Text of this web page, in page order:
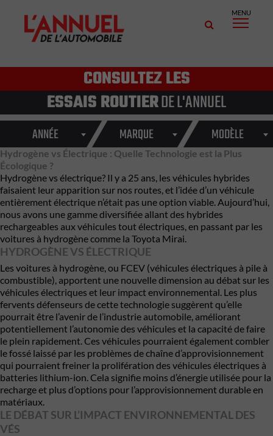
MENU
CONSULTEZ LES
ESSAIS ROUTIERDE L'ANNUEL
ANNÉE MARQUE MODÈLE
Hydrogène vs Électrique : Quelle Technologie est la Plus
Écologique ?
Hydrogène vs électrique? Il y a 25 ans, les véhicules hybrides
faisaient leur apparition sur nos routes, et l’idée d’un véhicule
entièrement électrique n’était pas une option viable. Aujourd’hui,
nous avons une gamme diversifiée allant des hybrides
rechargeables aux véhicules tout électriques, en passant par les
voitures à hydrogène comme la Toyota Mirai.
HYDROGÈNE VS ÉLECTRIQUE
Les voitures à hydrogène, ou FCEV (véhicules électriques à pile à
combustible), apportent une nouvelle dimension au débat sur les
véhicules électriques et leur impact environnemental. Les plus
fervents défenseurs de cette technologie suggèrent qu’elle
pourrait être l’avenir de l’industrie automobile, améliorant
potentiellement l’autonomie des véhicules et la capacité de faire
le plein rapidement. Ces véhicules pourraient également combler
le fossé laissé par les problèmes de chaîne d’approvisionnement
qui pourraient freiner la prolifération des véhicules électriques à
batteries lithium-ion. Cela signifie moins d’énergie utilisée pour la
recharge et plus d’options pour l’approvisionnement durable en
matériaux.
LE DÉBAT SUR L’IMPACT ENVIRONNEMENTAL DES
VÉS